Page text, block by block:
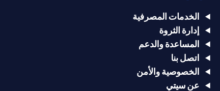
الخدمات المصرفية
إدارة الثروة
المساعدة والدعم
اتصل بنا
الخصوصية والأمن
عن سيتي